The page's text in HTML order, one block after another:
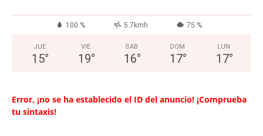
100 % 5.7kmh 75 %
JUE
15°
VIE
19°
SAB
16°
DOM
17°
LUN
17°
Error, ¡no se ha establecido el ID del anuncio! ¡Comprueba
tu sintaxis!